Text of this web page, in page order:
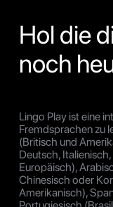
Hol die
noch
Lingo Play ist eine
Fremdsprachen zu
(Britisch und
Deutsch,
Europäisch),
Chinesisch oder
Amerikanisch),